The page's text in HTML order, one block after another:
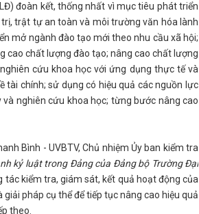
đoàn kết, thống nhất vì mục tiêu phát triển
trật tự an toàn và môi trường văn hóa lành
mở ngành đào tạo mới theo nhu cầu xã hội;
cao chất lượng đào tạo; nâng cao chất lượng
cứu khoa học với ứng dụng thực tế và
tài chính; sử dụng có hiệu quả các nguồn lực
nghiên cứu khoa học; từng bước nâng cao
Bình - UVBTV, Chủ nhiệm Ủy ban kiểm tra
kỷ luật trong Đảng của Đảng bộ Trường Đại
kiểm tra, giám sát, kết quả hoạt động của
pháp cụ thể để tiếp tục nâng cao hiệu quả
theo.